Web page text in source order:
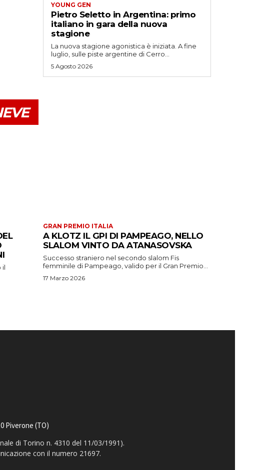
YOUNG GEN
Pietro Seletto in Argentina: primo
italiano in gara della nuova
stagione
La nuova stagione agonistica è iniziata. A fine
luglio, sulle piste argentine di Cerro...
5 Agosto 2026
il
GRAN PREMIO ITALIA
A KLOTZ IL GPI DI PAMPEAGO, NELLO
SLALOM VINTO DA ATANASOVSKA
Successo straniero nel secondo slalom Fis
femminile di Pampeago, valido per il Gran Premio...
17 Marzo 2026
Piverone (TO)
di Torino n. 4310 del 11/03/1991).
con il numero 21697.